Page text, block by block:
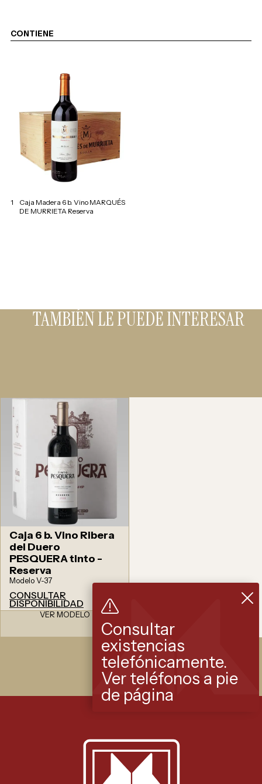
CONTIENE
1
Caja Madera 6 b. Vino MARQUÉS
DE MURRIETA Reserva
TAMBIÉN LE PUEDE INTERESAR
Caja 6 b. Vino Ribera
del Duero
PESQUERA tinto -
Reserva
Modelo V-37
CONSULTAR
DISPONIBILIDAD
VER MODELO
Consultar
existencias
telefónicamente.
Ver teléfonos a pie
de página